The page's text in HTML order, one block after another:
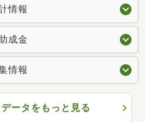
情報
成金
情報
ータをもっと見る